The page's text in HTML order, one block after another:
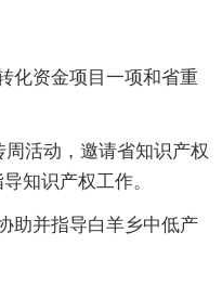
化资金项目一项和省重
活动，邀请省知识产权
知识产权工作。
助并指导白羊乡中低产